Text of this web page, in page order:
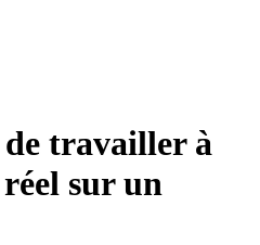
travailler à
sur un